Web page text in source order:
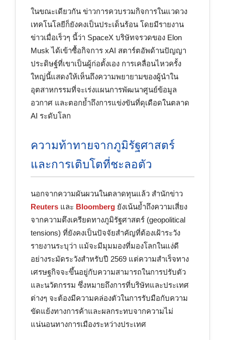
ในขณะเดียวกัน ข่าวการควบรวมกิจการในแวดวง
เทคโนโลยีก็ยังคงเป็นประเด็นร้อน โดยมีรายงาน
ข่าวเมื่อเร็วๆ นี้ว่า SpaceX บริษัทจรวดของ Elon
Musk ได้เข้าซื้อกิจการ xAI สตาร์ตอัพด้านปัญญา
ประดิษฐ์ที่เขาเป็นผู้ก่อตั้งเอง การเคลื่อนไหวครั้ง
ใหญ่นี้แสดงให้เห็นถึงความพยายามของผู้นำใน
อุตสาหกรรมที่จะเร่งแผนการพัฒนาศูนย์ข้อมูล
อวกาศ และตอกย้ำถึงการแข่งขันที่ดุเดือดในตลาด
AI ระดับโลก
ความท้าทายจากภูมิรัฐศาสตร์
และการเติบโตที่ชะลอตัว
นอกจากความผันผวนในตลาดทุนแล้ว สำนักข่าว
Reuters และ Bloomberg ยังเน้นย้ำถึงความเสี่ยง
จากความตึงเครียดทางภูมิรัฐศาสตร์ (geopolitical
tensions) ที่ยังคงเป็นปัจจัยสำคัญที่ต้องเฝ้าระวัง
รายงานระบุว่า แม้จะมีมุมมองที่มองโลกในแง่ดี
อย่างระมัดระวังสำหรับปี 2569 แต่ความสำเร็จทาง
เศรษฐกิจจะขึ้นอยู่กับความสามารถในการปรับตัว
และนวัตกรรม ซึ่งหมายถึงการที่บริษัทและประเทศ
ต่างๆ จะต้องมีความคล่องตัวในการรับมือกับความ
ขัดแย้งทางการค้าและผลกระทบจากความไม่
แน่นอนทางการเมืองระหว่างประเทศ